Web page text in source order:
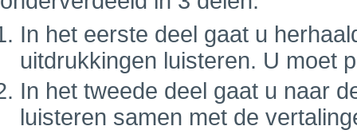
In het eerste deel gaat u
uitdrukkingen luisteren. U moet
In het tweede deel gaat u naar
luisteren samen met de